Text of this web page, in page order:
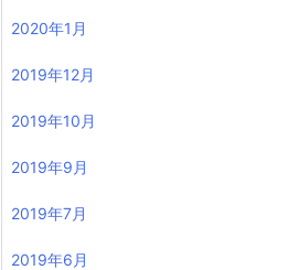
2020年1月
2019年12月
2019年10月
2019年9月
2019年7月
2019年6月